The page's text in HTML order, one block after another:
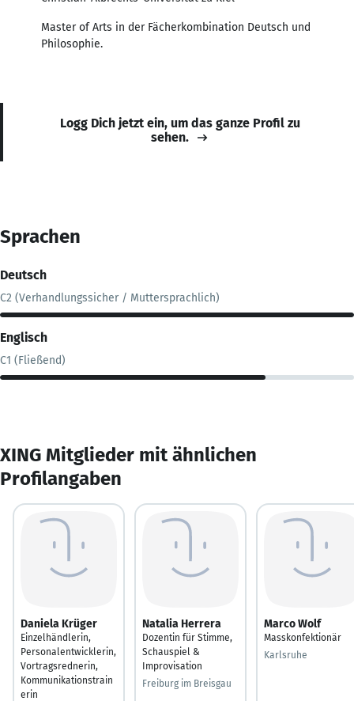
Master of Arts in der Fächerkombination Deutsch und
Philosophie.
Logg Dich jetzt ein, um das ganze Profil zu
sehen.
Sprachen
Deutsch
C2 (Verhandlungssicher / Muttersprachlich)
Englisch
C1 (Fließend)
XING Mitglieder mit ähnlichen
Profilangaben
Daniela Krüger
Einzelhändlerin,
Personalentwicklerin,
Vortragsrednerin,
Kommunikationstrain
erin
Natalia Herrera
Dozentin für Stimme,
Schauspiel &
Improvisation
Freiburg im Breisgau
Marco Wolf
Masskonfektionär
Karlsruhe